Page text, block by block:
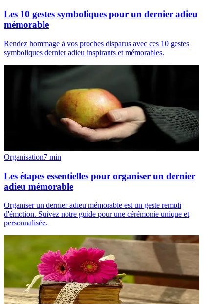
Les 10 gestes symboliques pour un dernier adieu
mémorable
Rendez hommage à vos proches disparus avec ces 10 gestes
symboliques dernier adieu inspirants et mémorables.
Organisation7 min
Les étapes essentielles pour organiser un dernier
adieu mémorable
Organiser un dernier adieu mémorable est un geste rempli
d'émotion. Suivez notre guide pour une cérémonie unique et
personnalisée.